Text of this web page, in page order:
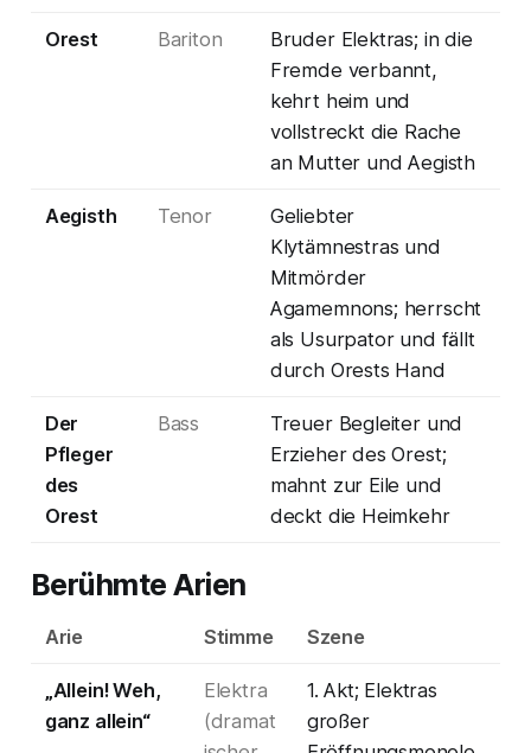
Orest Bariton
Bruder Elektras; in die
Fremde verbannt,
kehrt heim und
vollstreckt die Rache
an Mutter und Aegisth
Aegisth Tenor
Geliebter
Klytämnestras und
Mitmörder
Agamemnons; herrscht
als Usurpator und fällt
durch Orests Hand
Der
Pfleger
des
Orest
Bass
Treuer Begleiter und
Erzieher des Orest;
mahnt zur Eile und
deckt die Heimkehr
Berühmte Arien
Arie Stimme Szene
„Allein! Weh,
ganz allein“
Elektra
(dramat
1. Akt; Elektras
großer